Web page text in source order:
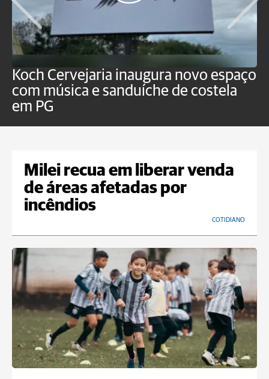
Koch Cervejaria inaugura novo espaço
com música e sanduíche de costela
em PG
Milei recua em liberar venda
de áreas afetadas por
incêndios
COTIDIANO